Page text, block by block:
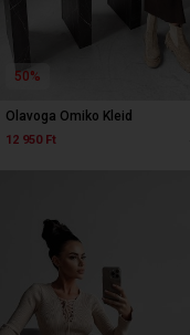
50%
Olavoga Omiko Kleid
12 950 Ft